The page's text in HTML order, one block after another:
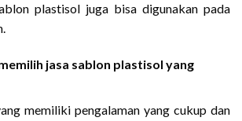
plastisol juga bisa digunakan pada
jasa sablon plastisol yang
memiliki pengalaman yang cukup dan